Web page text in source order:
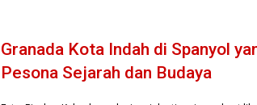
Granada Kota Indah di Spanyol
Pesona Sejarah dan Budaya